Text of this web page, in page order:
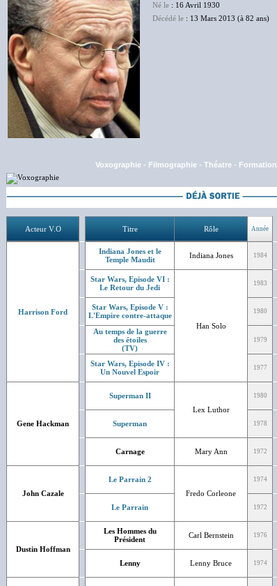
Né le : 16 Avril 1930
Décédé le : 13 Mars 2013 (à 82 ans)
Voxographie - Filmographie - Théatre - Formation
Acteur V.O Titre Rôle Année
Harrison Ford
Indiana Jones et le
Temple Maudit
Indiana Jones 1984
Star Wars, Episode VI :
Le Retour du Jedi
Han Solo
1983
Star Wars, Episode V :
L'Empire contre-attaque
1980
Au temps de la guerre
des étoiles
(TV)
1979
Star Wars, Episode IV :
Un Nouvel Espoir
1977
Gene Hackman
Superman II
Lex Luthor
1980
Superman 1978
Carnage Mary Ann 1972
John Cazale
Le Parrain 2
Fredo Corleone
1974
Le Parrain 1972
Dustin Hoffman
Les Hommes du
Président
Carl Bernstein 1976
Lenny Lenny Bruce 1974